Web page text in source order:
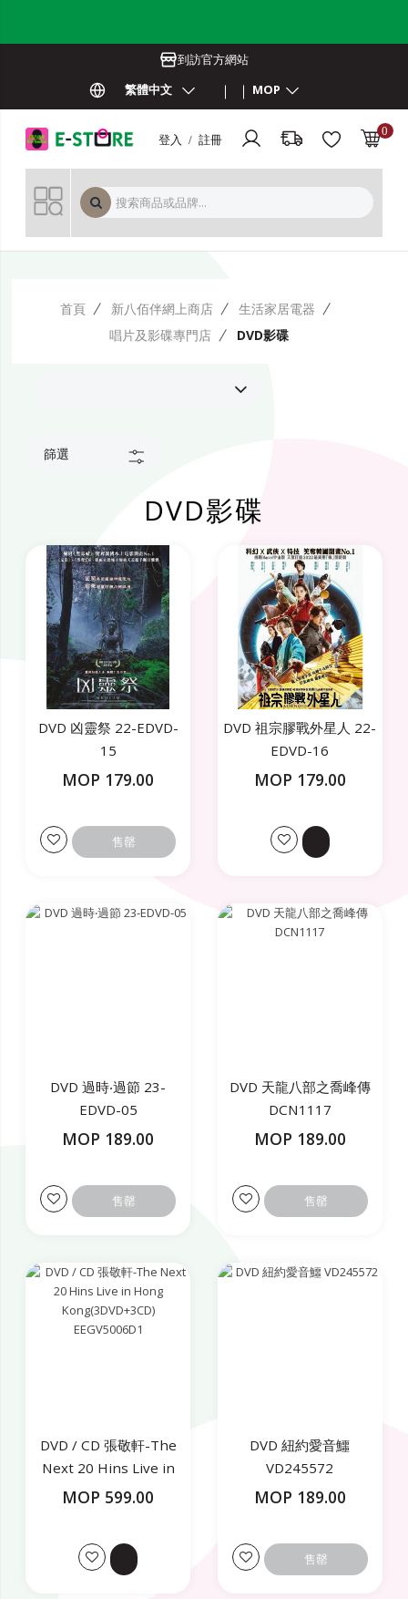
到訪官方網站
繁體中文
MOP
登入 / 註冊
0
首頁 新八佰伴網上商店
生活家居電器
唱片及影碟專門店
DVD影碟
篩選
DVD影碟
DVD 凶靈祭 22-EDVD-
15
MOP 179.00
售罄
DVD 祖宗膠戰外星人 22-
EDVD-16
MOP 179.00
DVD 過時‧過節 23-
EDVD-05
MOP 189.00
售罄
DVD 天龍八部之喬峰傳
DCN1117
MOP 189.00
售罄
DVD / CD 張敬軒-The
Next 20 Hins Live in
Hong
MOP 599.00
DVD 紐約愛音鱷
VD245572
MOP 189.00
售罄